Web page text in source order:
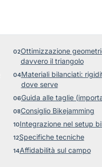
Ottimizzazione
davvero il triangolo
Materiali bilanciati:
dove serve
Guida alle taglie
Consiglio Bikejamming
Integrazione nel setup
Specifiche tecniche
Affidabilità sul campo